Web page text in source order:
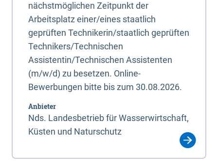
nächstmöglichen Zeitpunkt der
Arbeitsplatz einer/eines staatlich
geprüften Technikerin/staatlich geprüften
Technikers/Technischen
Assistentin/Technischen Assistenten
(m/w/d) zu besetzen. Online-
Bewerbungen bitte bis zum 30.08.2026.
Anbieter
Nds. Landesbetrieb für Wasserwirtschaft,
Küsten und Naturschutz